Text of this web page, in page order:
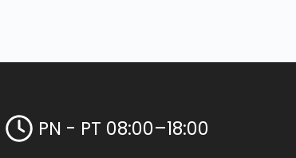
PN - PT 08:00–18:00